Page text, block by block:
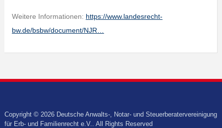
Weitere Informationen: https://www.landesrecht-
bw.de/bsbw/document/NJR…
Copyright © 2026 Deutsche Anwalts-, Notar- und Steuerberatervereinigung
für Erb- und Familienrecht e.V.. All Rights Reserved